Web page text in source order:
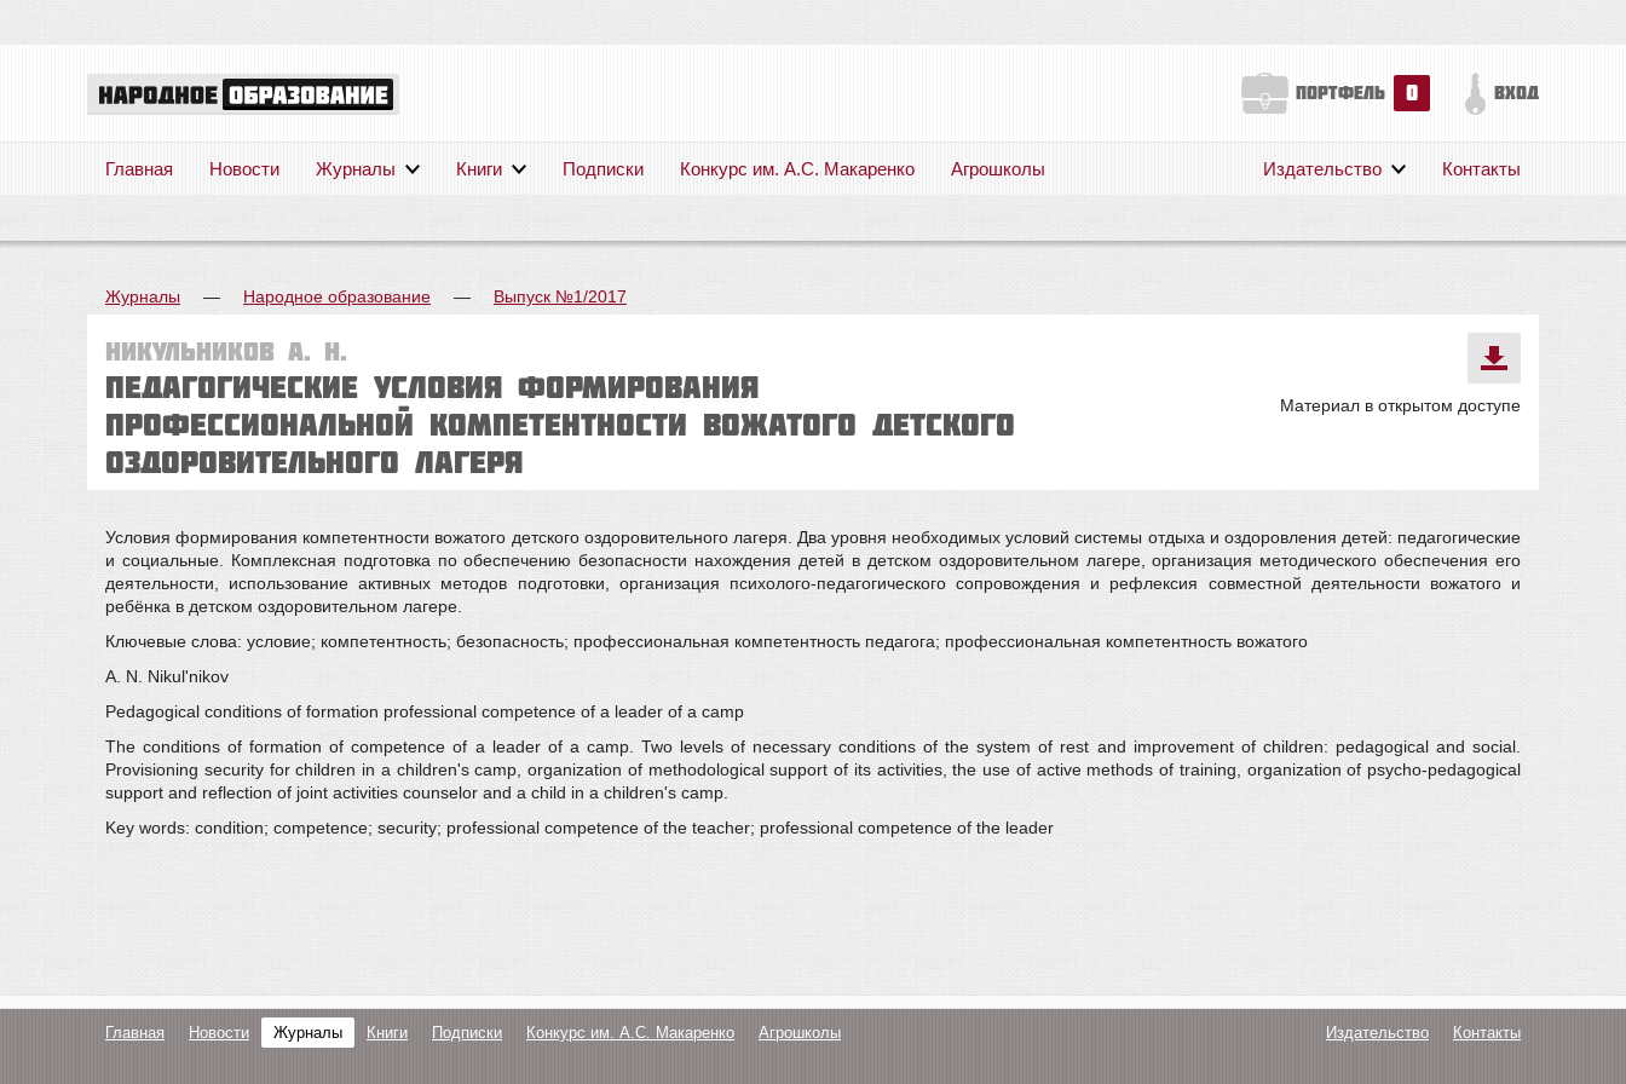
портфель 0 вход
Главная Новости Журналы Книги Подписки Конкурс им. А.С. Макаренко Агрошколы
Авторам
Издательство Контакты
Журналы — Народное образование — Выпуск №1/2017
Никульников А. Н.
Педагогические условия формирования
профессиональной компетентности вожатого детского
оздоровительного лагеря
Материал в открытом доступе
Условия формирования компетентности вожатого детского оздоровительного лагеря. Два уровня необходимых условий системы отдыха и оздоровления детей: педагогические
и социальные. Комплексная подготовка по обеспечению безопасности нахождения детей в детском оздоровительном лагере, организация методического обеспечения его
деятельности, использование активных методов подготовки, организация психолого-педагогического сопровождения и рефлексия совместной деятельности вожатого и
ребёнка в детском оздоровительном лагере.
Ключевые слова: условие; компетентность; безопасность; профессиональная компетентность педагога; профессиональная компетентность вожатого
A. N. Nikul'nikov
Pedagogical conditions of formation professional competence of a leader of a camp
The conditions of formation of competence of a leader of a camp. Two levels of necessary conditions of the system of rest and improvement of children: pedagogical and social.
Provisioning security for children in a children's camp, organization of methodological support of its activities, the use of active methods of training, organization of psycho-pedagogical
support and reflection of joint activities counselor and a child in a children's camp.
Key words: condition; competence; security; professional competence of the teacher; professional competence of the leader
Главная Новости Журналы Книги Подписки Конкурс им. А.С. Макаренко Агрошколы Издательство Контакты